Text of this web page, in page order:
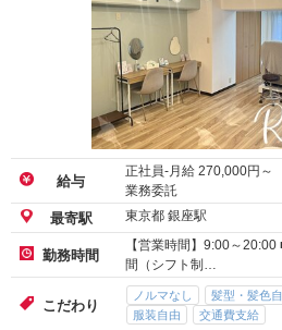
給与
正社員-月給 270,000円～
業務委託
最寄駅 東京都 銀座駅
勤務時間
【営業時間】9:00～
間（シフト制…
こだわり
ノルマなし 髪型・髪色
服装自由
交通費支給